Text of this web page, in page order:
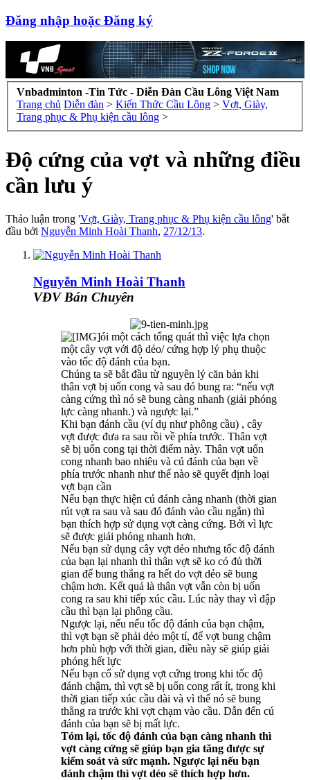
Đăng nhập hoặc Đăng ký
Vnbadminton -Tin Tức - Diễn Đàn Cầu Lông Việt Nam
Trang chủ Diễn đàn > Kiến Thức Cầu Lông > Vợt, Giày,
Trang phục & Phụ kiện cầu lông >
Độ cứng của vợt và những điều
cần lưu ý
Thảo luận trong 'Vợt, Giày, Trang phục & Phụ kiện cầu lông' bắt
đầu bởi Nguyễn Minh Hoài Thanh, 27/12/13.
Nguyễn Minh Hoài Thanh
VĐV Bán Chuyên
ói một cách tổng quát thì việc lựa chọn
một cây vợt với độ dẻo/ cứng hợp lý phụ thuộc
vào tốc độ đánh của bạn.
Chúng ta sẽ bắt đầu từ nguyên lý căn bản khi
thân vợt bị uốn cong và sau đó bung ra: “nếu vợt
càng cứng thì nó sẽ bung càng nhanh (giải phóng
lực càng nhanh.) và ngược lại.”
Khi bạn đánh cầu (ví dụ như phông cầu) , cây
vợt được đưa ra sau rồi về phía trước. Thân vợt
sẽ bị uốn cong tại thời điểm này. Thân vợt uốn
cong nhanh bao nhiêu và cú đánh của bạn về
phía trước nhanh như thế nào sẽ quyết định loại
vợt bạn cần
Nếu bạn thực hiện cú đánh càng nhanh (thời gian
rút vợt ra sau và sau đó đánh vào cầu ngắn) thì
bạn thích hợp sử dụng vợt càng cứng. Bởi vì lực
sẽ được giải phóng nhanh hơn.
Nếu bạn sử dụng cây vợt dẻo nhưng tốc độ đánh
của bạn lại nhanh thì thân vợt sẽ ko có đủ thời
gian để bung thẳng ra hết do vợt dẻo sẽ bung
chậm hơn. Kết quả là thân vợt vẫn còn bị uốn
cong ra sau khi tiếp xúc cầu. Lúc này thay vì đập
cầu thì bạn lại phông cầu.
Ngược lại, nếu nếu tốc độ đánh của bạn chậm,
thì vợt bạn sẽ phải dẻo một tí, để vợt bung chậm
hơn phù hợp với thời gian, điều này sẽ giúp giải
phóng hết lực
Nếu bạn cố sử dụng vợt cứng trong khi tốc độ
đánh chậm, thì vợt sẽ bị uốn cong rất ít, trong khi
thời gian tiếp xúc cầu dài và vì thế nó sẽ bung
thẳng ra trước khi vợt chạm vào cầu. Dẫn đến cú
đánh của bạn sẽ bị mất lực.
Tóm lại, tốc độ đánh của bạn càng nhanh thì
vợt càng cứng sẽ giúp bạn gia tăng được sự
kiểm soát và sức mạnh. Ngược lại nếu bạn
đánh chậm thì vợt dẻo sẽ thích hợp hơn.